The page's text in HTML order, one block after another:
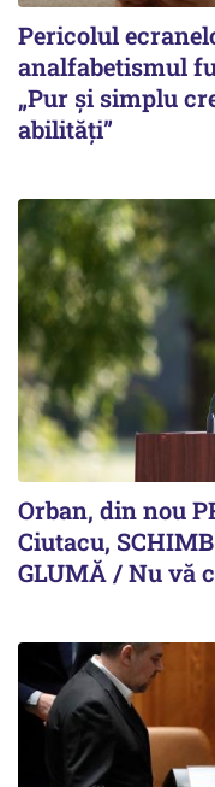
Pericolul
analfabetismul
„Pur și simplu
abilități”
Orban, din nou
Ciutacu,
GLUMĂ / Nu vă